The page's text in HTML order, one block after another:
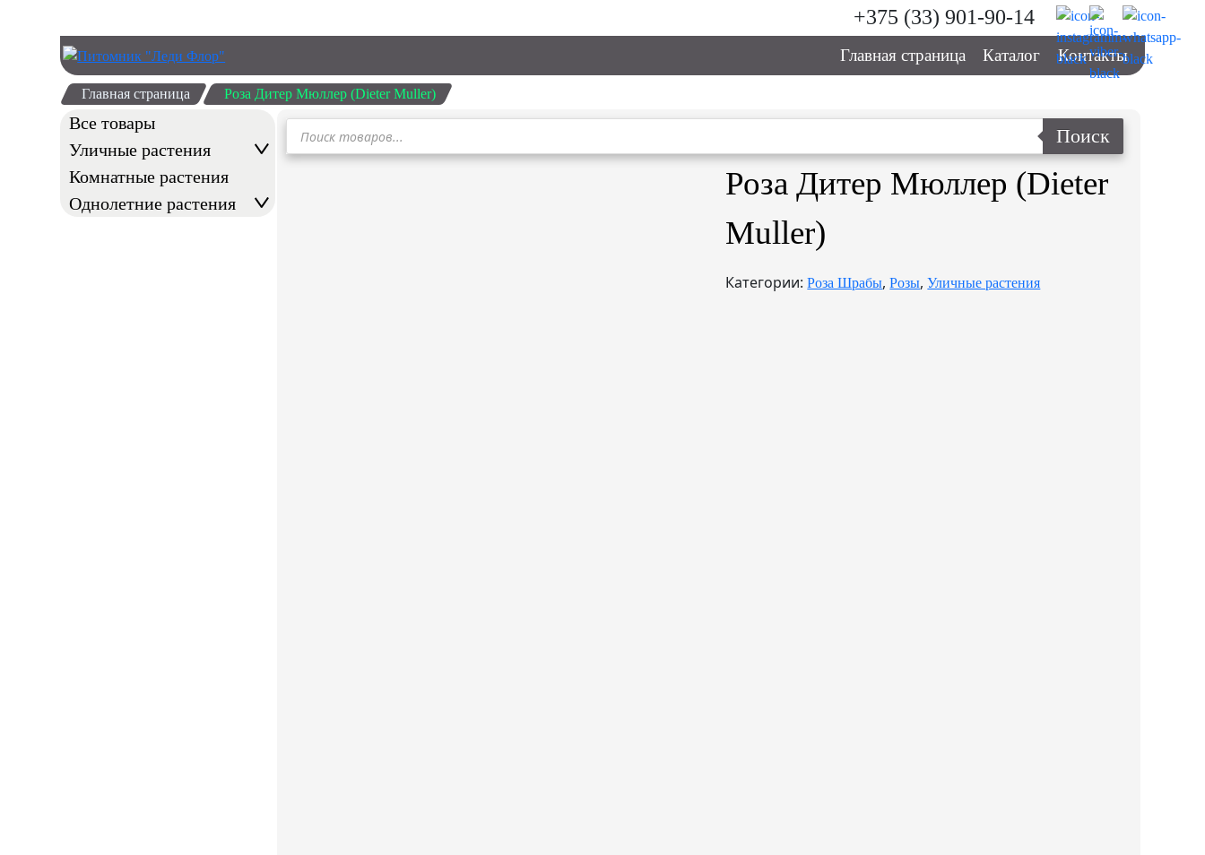
+375 (33) 901-90-14
Главная страница Каталог Контакты
Главная страница Роза Дитер Мюллер (Dieter Muller)
Все товары
Уличные растения
Комнатные растения
Однолетние растения
Поиск
товаров Поиск
Роза Дитер Мюллер (Dieter
Muller)
Категории:Роза Шрабы,Розы,Уличные растения